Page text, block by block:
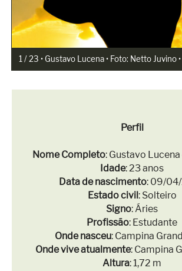
Anabolizantes
Suplementação
1 / 23 • Gustavo Lucena • Foto: Netto Juvino
Perfil
Nome Completo: Gustavo
Idade: 23 anos
Data de nascimento: 09/
Estado civil: Solteiro
Signo: Áries
Profissão: Estudante
Onde nasceu: Campina
Onde vive atualmente: Campina
Altura: 1,72 m